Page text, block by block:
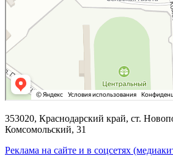
353020, Краснодарский край, ст.
Комсомольский, 31
Реклама на сайте и в соцсетях